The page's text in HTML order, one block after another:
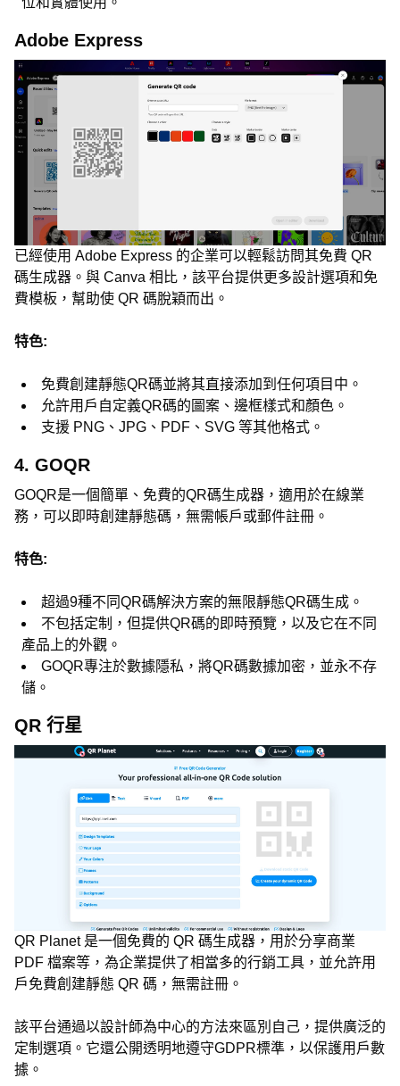
Adobe Express
已經使用 Adobe Express 的企業可以輕鬆訪問其免費 QR
碼生成器。與 Canva 相比，該平台提供更多設計選項和免
費模板，幫助使 QR 碼脫穎而出。
特色:
免費創建靜態QR碼並將其直接添加到任何項目中。
允許用戶自定義QR碼的圖案、邊框樣式和顏色。
支援 PNG、JPG、PDF、SVG 等其他格式。
4. GOQR
GOQR是一個簡單、免費的QR碼生成器，適用於在線業
務，可以即時創建靜態碼，無需帳戶或郵件註冊。
特色:
超過9種不同QR碼解決方案的無限靜態QR碼生成。
不包括定制，但提供QR碼的即時預覽，以及它在不同
產品上的外觀。
GOQR專注於數據隱私，將QR碼數據加密，並永不存
儲。
QR 行星
QR Planet 是一個免費的 QR 碼生成器，用於分享商業
PDF 檔案等，為企業提供了相當多的行銷工具，並允許用
戶免費創建靜態 QR 碼，無需註冊。
該平台通過以設計師為中心的方法來區別自己，提供廣泛的
定制選項。它還公開透明地遵守GDPR標準，以保護用戶數
據。